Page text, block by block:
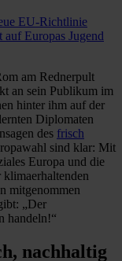
EU-Richtlinie
Europas Jugend
am Rednerpult
an sein Publikum im
hinter ihm auf der
Diplomaten
des frisch
sind klar: Mit
Europa und die
mitgenommen
„Der
handeln!“
nachhaltig